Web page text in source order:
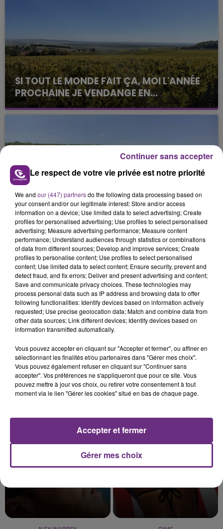
SI TOUT LE MONDE FAIT ÇA, MOI L'ANNÉE
PROCHAINE JE VENDANGE EN...
La vendange en Champagne a débuté ce jeudi 6
août dans la commune de Montgueux (Aube). Du
L'INSPECTION DU TRAVAIL RAPPELLE À
L'ORDRE SUR LES CONDITIONS DE...
Alors que les dates de début des vendange 2026
s'est avéré être plus précoce que prévu,
l'inspection du Travail en profite pour rappeler
les conditions de...
TITRES DIFFUSÉS
1h42
1h42
TAYLOR SWIFT
1h39
1h39
AMIR
1h34
1h34
Le respect de votre vie privée est notre priorité
We and our (447) partnersdo the following data processing based on
your consent and/or our legitimate interest: Store and/or access
information on a device; Use limited data to select advertising; Create
profiles for personalised advertising; Use profiles to select personalised
advertising; Measure advertising performance; Measure content
performance; Understand audiences through statistics or combinations
of data from different sources; Develop and improve services; Create
profiles to personalise content; Use profiles to select personalised
content; Use limited data to select content; Ensure security, prevent and
detect fraud, and fix errors; Deliver and present advertising and content;
Save and communicate privacy choices. These technologies may
process personal data such as IP address and browsing data to offer
following functionalities: Identify devices based on information actively
requested; Use precise geolocation data; Match and combine data from
other data sources; Link different devices; Identify devices based on
information transmitted automatically.
Vous pouvez accepter en cliquant sur "Accepter et fermer", ou affiner en
sélectionnant les finalités et/ou partenaires dans "Gérer mes choix".
Vous pouvez également refuser en cliquant sur "Continuer sans
accepter". Vos préférences ne s'appliqueront que pour ce site. Vous
pouvez mettre à jour vos choix, ou retirer votre consentement à tout
moment via le lien "Gérer les cookies" situé en bas de chaque page.
Gérer mes choix
Accepter et fermer
Continuer sans accepter